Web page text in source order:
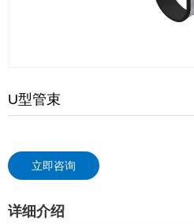
U型管束
立即咨询
详细介绍